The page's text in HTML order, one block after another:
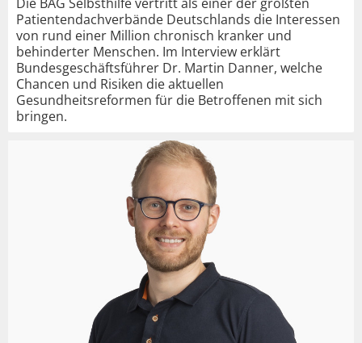
Patientendachverbände Deutschlands die Interessen
von rund einer Million chronisch kranker und
behinderter Menschen. Im Interview erklärt
Bundesgeschäftsführer Dr. Martin Danner, welche
Chancen und Risiken die aktuellen
Gesundheitsreformen für die Betroffenen mit sich
bringen.